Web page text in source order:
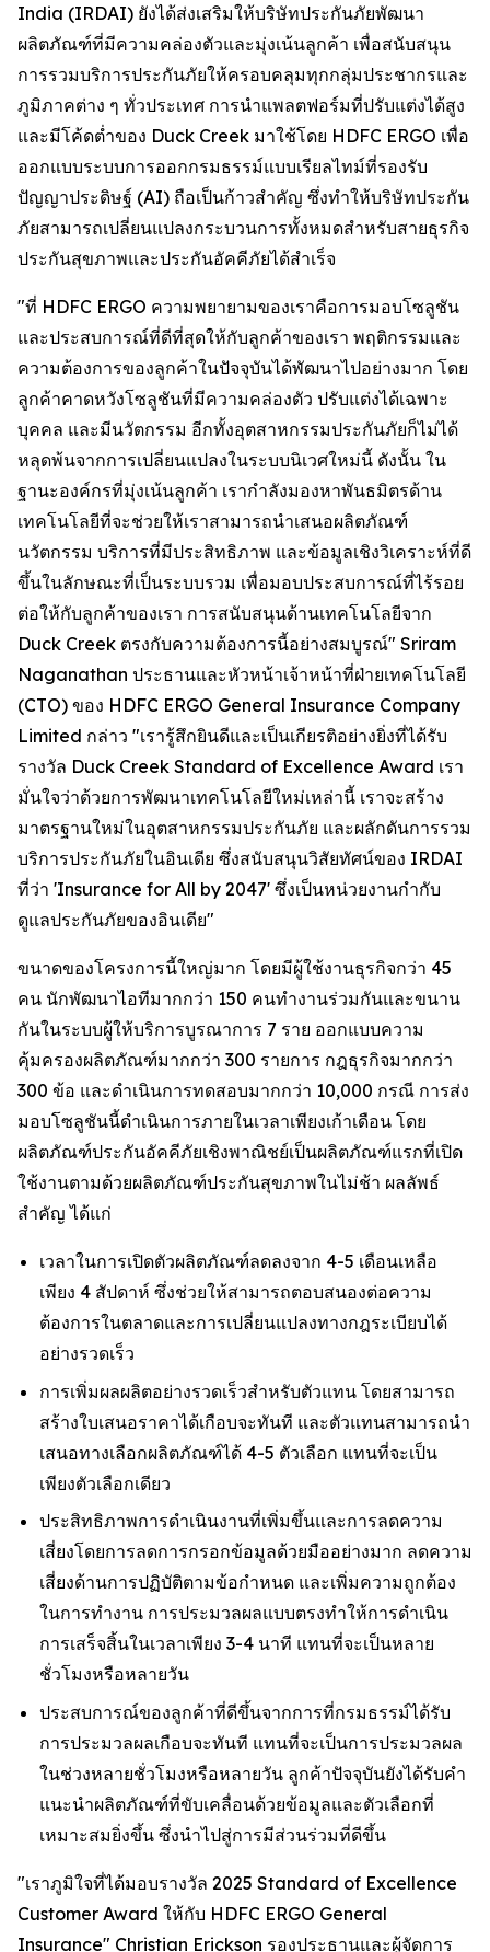
India (IRDAI) ยังได้ส่งเสริมให้บริษัทประกันภัยพัฒนา
ผลิตภัณฑ์ที่มีความคล่องตัวและมุ่งเน้นลูกค้า เพื่อสนับสนุน
การรวมบริการประกันภัยให้ครอบคลุมทุกกลุ่มประชากรและ
ภูมิภาคต่าง ๆ ทั่วประเทศ การนำแพลตฟอร์มที่ปรับแต่งได้สูง
และมีโค้ดต่ำของ Duck Creek มาใช้โดย HDFC ERGO เพื่อ
ออกแบบระบบการออกกรมธรรม์แบบเรียลไทม์ที่รองรับ
ปัญญาประดิษฐ์ (AI) ถือเป็นก้าวสำคัญ ซึ่งทำให้บริษัทประกัน
ภัยสามารถเปลี่ยนแปลงกระบวนการทั้งหมดสำหรับสายธุรกิจ
ประกันสุขภาพและประกันอัคคีภัยได้สำเร็จ
"ที่ HDFC ERGO ความพยายามของเราคือการมอบโซลูชัน
และประสบการณ์ที่ดีที่สุดให้กับลูกค้าของเรา พฤติกรรมและ
ความต้องการของลูกค้าในปัจจุบันได้พัฒนาไปอย่างมาก โดย
ลูกค้าคาดหวังโซลูชันที่มีความคล่องตัว ปรับแต่งได้เฉพาะ
บุคคล และมีนวัตกรรม อีกทั้งอุตสาหกรรมประกันภัยก็ไม่ได้
หลุดพ้นจากการเปลี่ยนแปลงในระบบนิเวศใหม่นี้ ดังนั้น ใน
ฐานะองค์กรที่มุ่งเน้นลูกค้า เรากำลังมองหาพันธมิตรด้าน
เทคโนโลยีที่จะช่วยให้เราสามารถนำเสนอผลิตภัณฑ์
นวัตกรรม บริการที่มีประสิทธิภาพ และข้อมูลเชิงวิเคราะห์ที่ดี
ขึ้นในลักษณะที่เป็นระบบรวม เพื่อมอบประสบการณ์ที่ไร้รอย
ต่อให้กับลูกค้าของเรา การสนับสนุนด้านเทคโนโลยีจาก
Duck Creek ตรงกับความต้องการนี้อย่างสมบูรณ์" Sriram
Naganathan ประธานและหัวหน้าเจ้าหน้าที่ฝ่ายเทคโนโลยี
(CTO) ของ HDFC ERGO General Insurance Company
Limited กล่าว "เรารู้สึกยินดีและเป็นเกียรติอย่างยิ่งที่ได้รับ
รางวัล Duck Creek Standard of Excellence Award เรา
มั่นใจว่าด้วยการพัฒนาเทคโนโลยีใหม่เหล่านี้ เราจะสร้าง
มาตรฐานใหม่ในอุตสาหกรรมประกันภัย และผลักดันการรวม
บริการประกันภัยในอินเดีย ซึ่งสนับสนุนวิสัยทัศน์ของ IRDAI
ที่ว่า 'Insurance for All by 2047' ซึ่งเป็นหน่วยงานกำกับ
ดูแลประกันภัยของอินเดีย"
ขนาดของโครงการนี้ใหญ่มาก โดยมีผู้ใช้งานธุรกิจกว่า 45
คน นักพัฒนาไอทีมากกว่า 150 คนทำงานร่วมกันและขนาน
กันในระบบผู้ให้บริการบูรณาการ 7 ราย ออกแบบความ
คุ้มครองผลิตภัณฑ์มากกว่า 300 รายการ กฎธุรกิจมากกว่า
300 ข้อ และดำเนินการทดสอบมากกว่า 10,000 กรณี การส่ง
มอบโซลูชันนี้ดำเนินการภายในเวลาเพียงเก้าเดือน โดย
ผลิตภัณฑ์ประกันอัคคีภัยเชิงพาณิชย์เป็นผลิตภัณฑ์แรกที่เปิด
ใช้งานตามด้วยผลิตภัณฑ์ประกันสุขภาพในไม่ช้า ผลลัพธ์
สำคัญ ได้แก่
เวลาในการเปิดตัวผลิตภัณฑ์ลดลงจาก 4-5 เดือนเหลือ
เพียง 4 สัปดาห์ ซึ่งช่วยให้สามารถตอบสนองต่อความ
ต้องการในตลาดและการเปลี่ยนแปลงทางกฎระเบียบได้
อย่างรวดเร็ว
การเพิ่มผลผลิตอย่างรวดเร็วสำหรับตัวแทน โดยสามารถ
สร้างใบเสนอราคาได้เกือบจะทันที และตัวแทนสามารถนำ
เสนอทางเลือกผลิตภัณฑ์ได้ 4-5 ตัวเลือก แทนที่จะเป็น
เพียงตัวเลือกเดียว
ประสิทธิภาพการดำเนินงานที่เพิ่มขึ้นและการลดความ
เสี่ยงโดยการลดการกรอกข้อมูลด้วยมืออย่างมาก ลดความ
เสี่ยงด้านการปฏิบัติตามข้อกำหนด และเพิ่มความถูกต้อง
ในการทำงาน การประมวลผลแบบตรงทำให้การดำเนิน
การเสร็จสิ้นในเวลาเพียง 3-4 นาที แทนที่จะเป็นหลาย
ชั่วโมงหรือหลายวัน
ประสบการณ์ของลูกค้าที่ดีขึ้นจากการที่กรมธรรม์ได้รับ
การประมวลผลเกือบจะทันที แทนที่จะเป็นการประมวลผล
ในช่วงหลายชั่วโมงหรือหลายวัน ลูกค้าปัจจุบันยังได้รับคำ
แนะนำผลิตภัณฑ์ที่ขับเคลื่อนด้วยข้อมูลและตัวเลือกที่
เหมาะสมยิ่งขึ้น ซึ่งนำไปสู่การมีส่วนร่วมที่ดีขึ้น
"เราภูมิใจที่ได้มอบรางวัล 2025 Standard of Excellence
Customer Award ให้กับ HDFC ERGO General
Insurance" Christian Erickson รองประธานและผู้จัดการ